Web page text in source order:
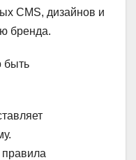
CMS, дизайнов и
бренда.
быть
правила